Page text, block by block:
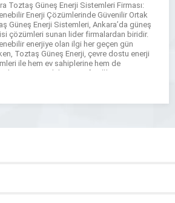
Toztaş Güneş Enerji Sistemleri Firması:
Enerji Çözümlerinde Güvenilir Ortak
Güneş Enerji Sistemleri, Ankara’da güneş
çözümleri sunan lider firmalardan biridir.
enerjiye olan ilgi her geçen gün
Toztaş Güneş Enerji, çevre dostu enerji
ile hem ev sahiplerine hem de
uzun vadeli tasarruf sağlayan